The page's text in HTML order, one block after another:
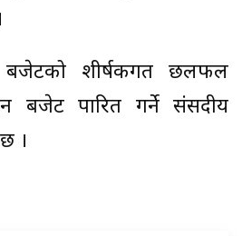
शीर्षकगत छलफल
बजेट पारित गर्ने संसदीय
।